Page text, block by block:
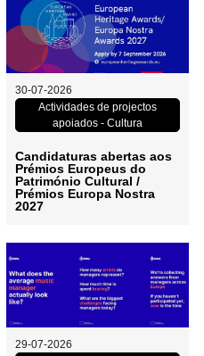
Candidaturas
abertas
aos
Prémios
Europeus
do
Património
30-07-2026
Actividades de projectos
apoiados - Cultura
Candidaturas abertas aos
Prémios Europeus do
Património Cultural /
Prémios Europa Nostra
2027
Rede
29-07-2026